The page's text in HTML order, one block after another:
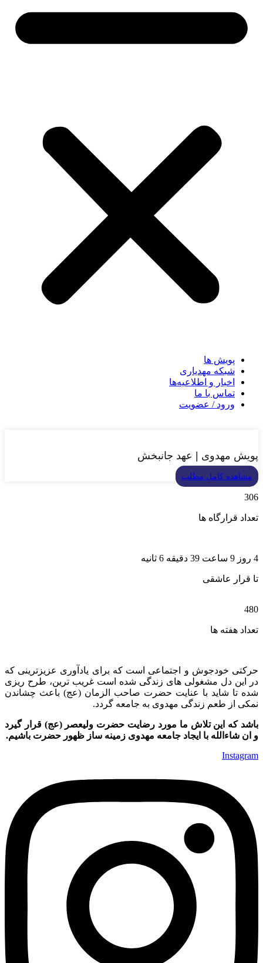
پویش ها
شبکه مهدیاری
اخبار و اطلاعیه‌ها
تماس با ما
ورود / عضویت
پویش مهدوی | عهد جانبخش
مشاهده کامل مطلب
306
تعداد قرارگاه ها
4 روز 9 ساعت 39 دقیقه 5 ثانیه
تا قرار عاشقی
480
تعداد هفته ها
حرکتی خودجوش و اجتماعی است که برای یادآوری عزیزترینی که
در این دل مشغولی های زندگی شده است غریب ترین، طرح ریزی
شده تا شاید با عنایت حضرت صاحب الزمان (عج) باعث چشاندن
نمکی از طعم زندگی مهدوی به جامعه گردد.
باشد که این تلاش ما مورد رضایت حضرت ولیعصر (عج) قرار گیرد
و ان شاءالله با ایجاد جامعه مهدوی زمینه ساز ظهور حضرت باشیم.
Instagram